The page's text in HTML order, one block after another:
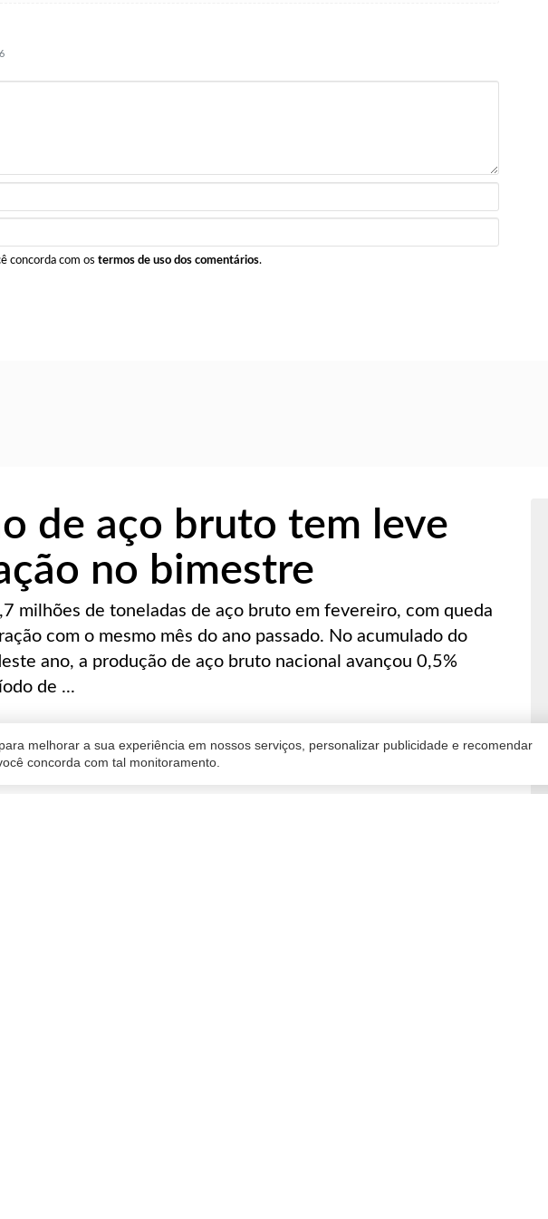
melhorar a sua experiência em nossos serviços, personalizar publicidade e recomendar
concorda com tal monitoramento.
concorda com os termos de uso dos comentários.
de aço bruto tem leve
no bimestre
milhões de toneladas de aço bruto em fevereiro, com queda
com o mesmo mês do ano passado. No acumulado do
ano, a produção de aço bruto nacional avançou 0,5%
de ...
06/02/2020 15:45